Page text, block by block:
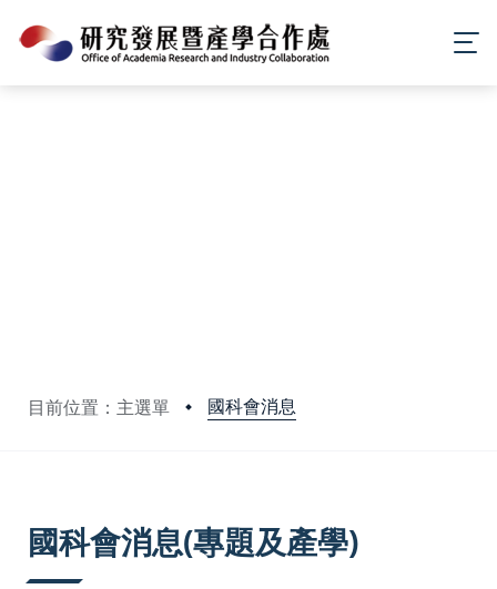
目前位置：主選單 國科會消息
國科會消息(專題及產學)